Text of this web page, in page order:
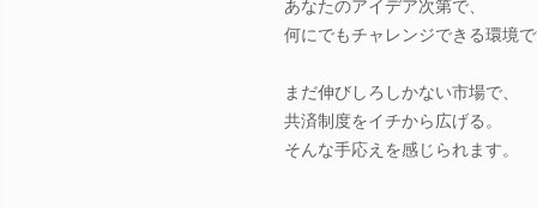
あなたのアイデア次第で、
何にでもチャレンジできる環境で
まだ伸びしろしかない市場で、
共済制度をイチから広げる。
そんな手応えを感じられます。